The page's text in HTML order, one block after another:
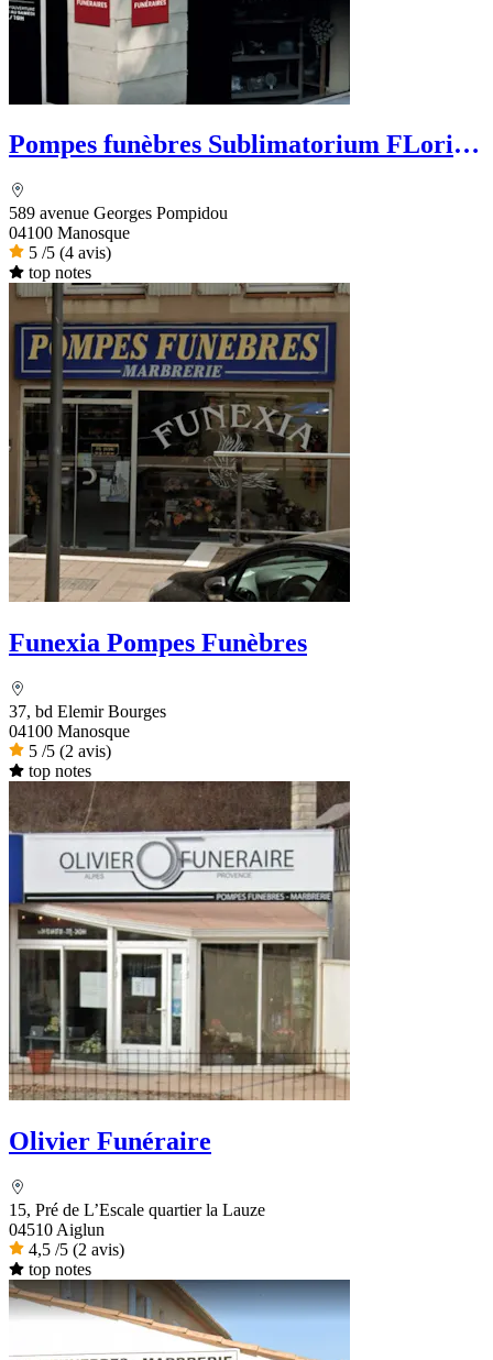
Pompes funèbres Sublimatorium FLorian
589 avenue Georges Pompidou
04100 Manosque
5 /5 (4 avis)
top notes
Funexia Pompes Funèbres
37, bd Elemir Bourges
04100 Manosque
5 /5 (2 avis)
top notes
Olivier Funéraire
15, Pré de L’Escale quartier la Lauze
04510 Aiglun
4,5 /5 (2 avis)
top notes